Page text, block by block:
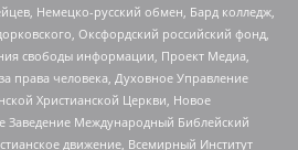
Немецко-русский обмен, Бард колледж,
Оксфордский российский фонд,
свободы информации, Проект Медиа,
права человека, Духовное Управление
Христианской Церкви, Новое
Заведение Международный Библейский
движение, Всемирный Институт